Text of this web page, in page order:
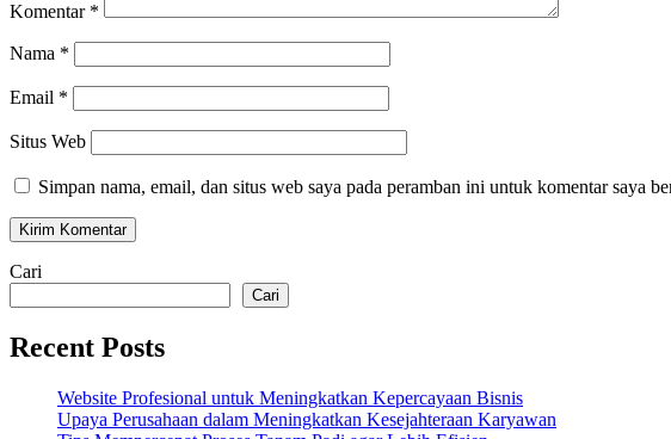
Komentar *
Nama *
Email *
Situs Web
Simpan nama, email, dan situs web saya pada peramban ini untuk komentar saya
Cari
Cari
Recent Posts
Website Profesional untuk Meningkatkan Kepercayaan Bisnis
Upaya Perusahaan dalam Meningkatkan Kesejahteraan Karyawan